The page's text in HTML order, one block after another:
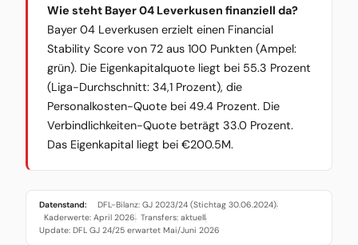
Wie steht Bayer 04 Leverkusen finanziell da?
Bayer 04 Leverkusen erzielt einen Financial
Stability Score von 72 aus 100 Punkten (Ampel:
grün). Die Eigenkapitalquote liegt bei 55.3 Prozent
(Liga-Durchschnitt: 34,1 Prozent), die
Personalkosten-Quote bei 49.4 Prozent. Die
Verbindlichkeiten-Quote beträgt 33.0 Prozent.
Das Eigenkapital liegt bei €200.5M.
Datenstand: DFL-Bilanz: GJ 2023/24 (Stichtag 30.06.2024)·
Kaderwerte: April 2026· Transfers: aktuell·
Update: DFL GJ 24/25 erwartet Mai/Juni 2026